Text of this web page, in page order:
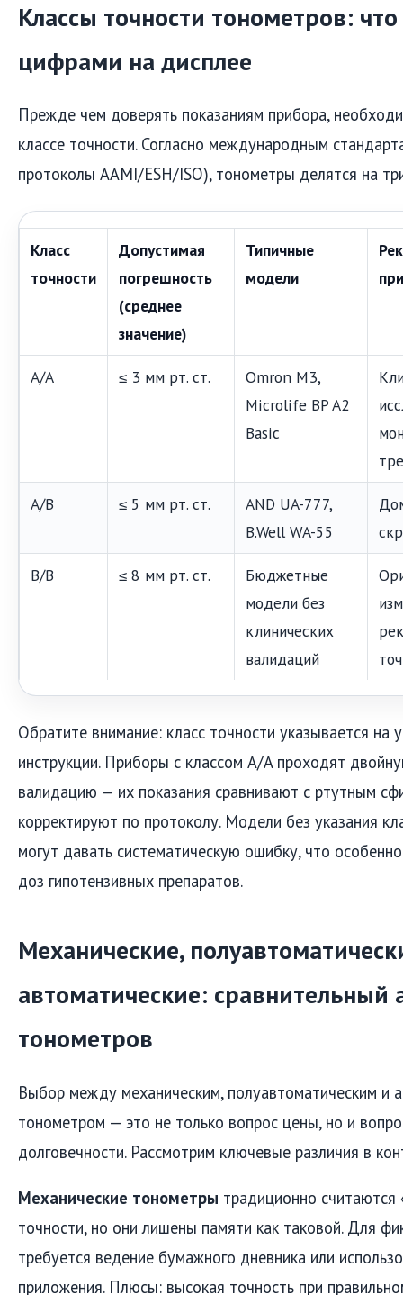
Классы точности тонометров:
цифрами на дисплее
Прежде чем доверять показаниям прибора,
классе точности. Согласно международным
протоколы AAMI/ESH/ISO), тонометры делятся на
Класс
точности
Допустимая
погрешность
(среднее
значение)
Типичные
модели
A/A ≤ 3 мм рт. ст.
Omron M3,
Microlife BP A2
Basic
A/B ≤ 5 мм рт. ст.
AND UA-777,
B.Well WA-55
B/B ≤ 8 мм рт. ст.
Бюджетные
модели без
клинических
валидаций
Обратите внимание: класс точности указывается на
инструкции. Приборы с классом A/A проходят
валидацию — их показания сравнивают с ртутным
корректируют по протоколу. Модели без указания
могут давать систематическую ошибку, что
доз гипотензивных препаратов.
Механические,
автоматические: сравнительный
тонометров
Выбор между механическим, полуавтоматическим и
тонометром — это не только вопрос цены, но и
долговечности. Рассмотрим ключевые различия в
Механические тонометры традиционно
точности, но они лишены памяти как таковой. Для
требуется ведение бумажного дневника или
приложения. Плюсы: высокая точность при